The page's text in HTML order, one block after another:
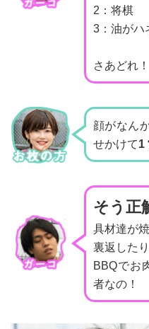
2：将棋
3：油がハ
さあどれ！
顔がなん
せかけて1
そう正
具材達が
裏返した
BBQでお
者なの！